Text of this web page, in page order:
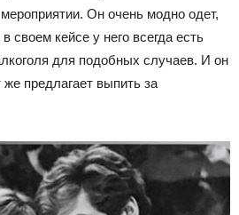
Он очень модно одет,
своем кейсе у него всегда есть
для подобных случаев. И он
же предлагает выпить за